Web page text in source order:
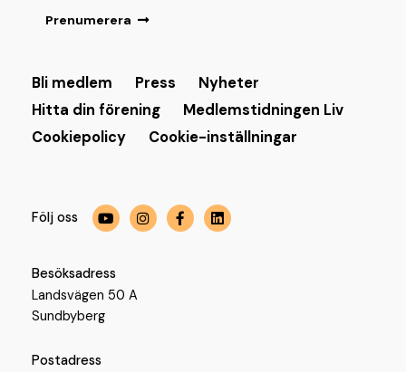
Prenumerera
Bli medlem Press
Nyheter
Hitta din förening
Medlemstidningen Liv
Cookiepolicy
Cookie-inställningar
Följ oss
Besöksadress
Landsvägen 50 A
Sundbyberg
Postadress